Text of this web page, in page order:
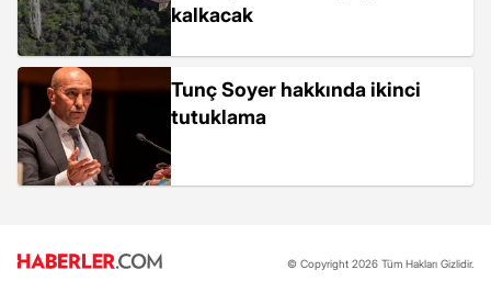
kalkacak
Tunç Soyer hakkında ikinci
tutuklama
© Copyright 2026 Tüm Hakları Gizlidir.